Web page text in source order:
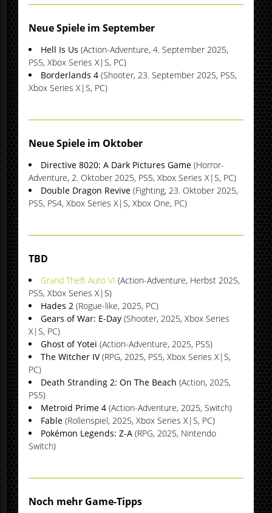
Neue Spiele im September
Hell Is Us (Action-Adventure, 4. September 2025,
PS5, Xbox Series X|S, PC)
Borderlands 4(Shooter, 23. September 2025, PS5,
Xbox Series X|S, PC)
Neue Spiele im Oktober
Directive 8020: A Dark Pictures Game(Horror-
Adventure, 2. Oktober 2025, PS5, Xbox Series X|S, PC)
Double Dragon Revive(Fighting, 23. Oktober 2025,
PS5, PS4, Xbox Series X|S, Xbox One, PC)
TBD
Grand Theft Auto VI (Action-Adventure, Herbst 2025,
PS5, Xbox Series X|S)
Hades 2(Rogue-like, 2025, PC)
Gears of War: E-Day(Shooter, 2025, Xbox Series
X|S, PC)
Ghost of Yotei (Action-Adventure, 2025, PS5)
The Witcher IV(RPG, 2025, PS5, Xbox Series X|S,
PC)
Death Stranding 2: On The Beach (Action, 2025,
PS5)
Metroid Prime 4(Action-Adventure, 2025, Switch)
Fable(Rollenspiel, 2025, Xbox Series X|S, PC)
Pokémon Legends: Z-A(RPG, 2025, Nintendo
Switch)
Noch mehr Game-Tipps